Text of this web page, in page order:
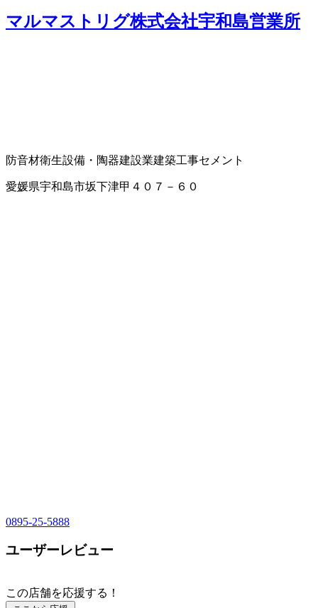
マルマストリグ株式会社宇和島営業所
防音材衛生設備・陶器建設業建築工事セメント
愛媛県宇和島市坂下津甲４０７－６０
0895-25-5888
ユーザーレビュー
この店舗を応援する！